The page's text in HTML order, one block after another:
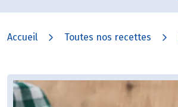
Accueil Toutes nos recettes